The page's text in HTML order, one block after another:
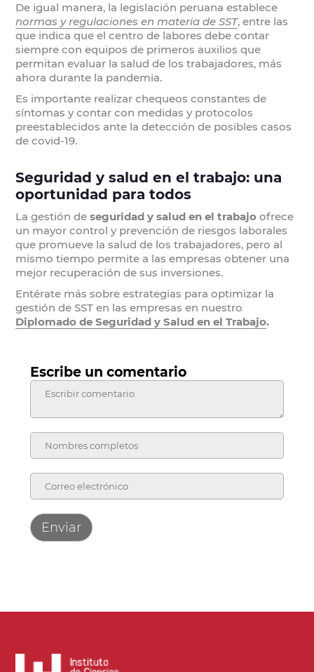
De igual manera, la legislación peruana establece
normas y regulaciones en materia de SST, entre las
que indica que el centro de labores debe contar
siempre con equipos de primeros auxilios que
permitan evaluar la salud de los trabajadores, más
ahora durante la pandemia.
Es importante realizar chequeos constantes de
síntomas y contar con medidas y protocolos
preestablecidos ante la detección de posibles casos
de covid-19.
Seguridad y salud en el trabajo: una
oportunidad para todos
La gestión deseguridad y salud en el trabajo ofrece
un mayor control y prevención de riesgos laborales
que promueve la salud de los trabajadores, pero al
mismo tiempo permite a las empresas obtener una
mejor recuperación de sus inversiones.
Entérate más sobre estrategias para optimizar la
gestión de SST en las empresas en nuestro
Diplomado de Seguridad y Salud en el Trabajo.
Escribe un comentario